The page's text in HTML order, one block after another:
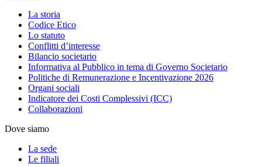
La storia
Codice Etico
Lo statuto
Conflitti d’interesse
Bilancio societario
Informativa al Pubblico in tema di Governo Societario
Politiche di Remunerazione e Incentivazione 2026
Organi sociali
Indicatore dei Costi Complessivi (ICC)
Collaborazioni
Dove siamo
La sede
Le filiali